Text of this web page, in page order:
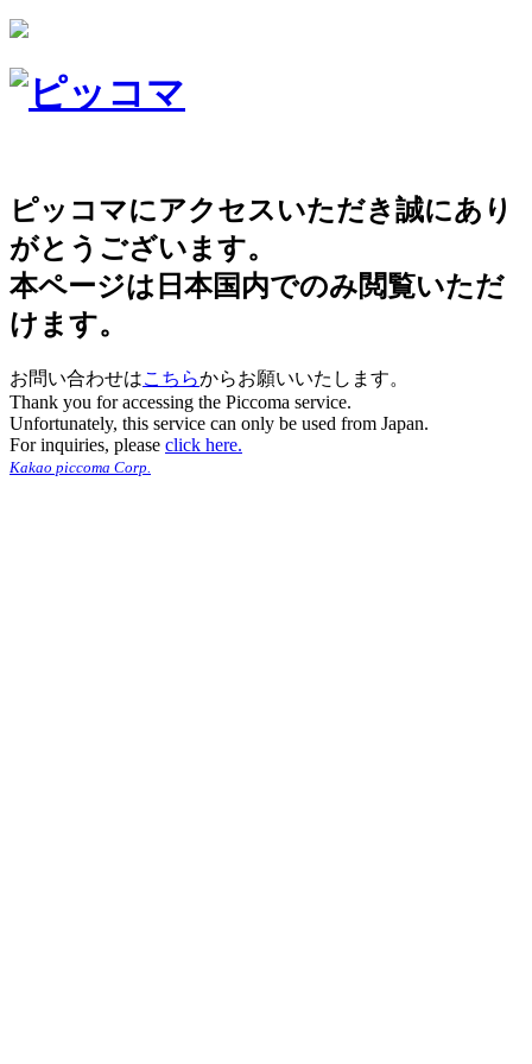
ピッコマにアクセスいただき誠にあり
がとうございます。
本ページは日本国内でのみ閲覧いただ
けます。
お問い合わせはこちらからお願いいたします。
Thank you for accessing the Piccoma service.
Unfortunately, this service can only be used from Japan.
For inquiries, please click here.
Kakao piccoma Corp.